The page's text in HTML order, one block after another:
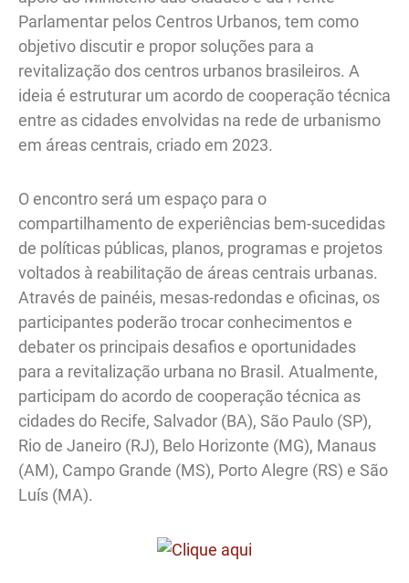
Parlamentar pelos Centros Urbanos, tem como
objetivo discutir e propor soluções para a
revitalização dos centros urbanos brasileiros. A
ideia é estruturar um acordo de cooperação técnica
entre as cidades envolvidas na rede de urbanismo
em áreas centrais, criado em 2023.
O encontro será um espaço para o
compartilhamento de experiências bem-sucedidas
de políticas públicas, planos, programas e projetos
voltados à reabilitação de áreas centrais urbanas.
Através de painéis, mesas-redondas e oficinas, os
participantes poderão trocar conhecimentos e
debater os principais desafios e oportunidades
para a revitalização urbana no Brasil. Atualmente,
participam do acordo de cooperação técnica as
cidades do Recife, Salvador (BA), São Paulo (SP),
Rio de Janeiro (RJ), Belo Horizonte (MG), Manaus
(AM), Campo Grande (MS), Porto Alegre (RS) e São
Luís (MA).